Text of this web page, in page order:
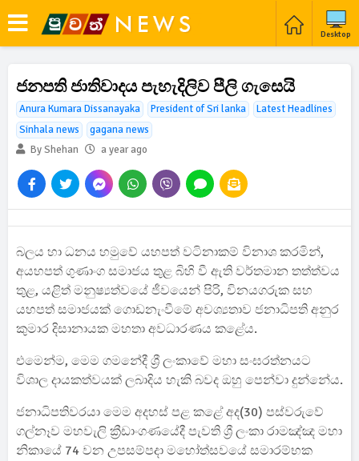
Desktop
ජනපති ජාතිවාදය පැහැදිලිව පීලි ගැසෙයි
Anura Kumara Dissanayaka President of Sri lanka
Latest Headlines
Sinhala news
gagana news
By Shehan
a year ago
බලය හා ධනය හමුවේ යහපත් වටිනාකම් විනාශ කරමින්,
අයහපත් ගුණාංග සමාජය තුළ බිහි වී ඇති වර්තමාන තත්ත්වය
තුළ, යළිත් මනුෂ්‍යත්වයේ ජීවයෙන් පිරි, විනයගරුක සහ
යහපත් සමාජයක් ගොඩනැංවීමේ අවශ්‍යතාව ජනාධිපති අනුර
කුමාර දිසානායක මහතා අවධාරණය කළේය.
එමෙන්ම, මෙම ගමනේදී ශ්‍රී ලංකාවේ මහා සංඝරත්නයට
විශාල දායකත්වයක් ලබාදිය හැකි බවද ඔහු පෙන්වා දුන්නේය.
ජනාධිපතිවරයා මෙම අදහස් පළ කළේ අද(30) පස්වරුවේ
ගල්නෑව මහවැලි ක්‍රීඩාංගණයේදී පැවති ශ්‍රී ලංකා රාමඤ්ඤ මහා
නිකායේ 74 වන උපසම්පදා මහෝත්සවයේ සමාරම්භක